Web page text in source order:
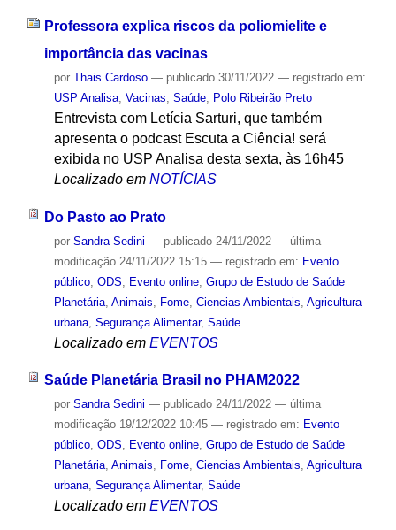
Professora explica riscos da poliomielite e
importância das vacinas
por Thais Cardoso — publicado30/11/2022 — registrado em:
USP Analisa, Vacinas Saúde, Polo Ribeirão Preto
Entrevista com Letícia Sarturi, que também
apresenta o podcast Escuta a Ciência! será
exibida no USP Analisa desta sexta, às 16h45
Localizado em NOTÍCIAS
Do Pasto ao Prato
por Sandra Sedini — publicado24/11/2022 — última
modificação24/11/2022 15:15 — registrado em: Evento
público, ODS Evento online, Grupo de Estudo de Saúde
Planetária, Animais Fome, Ciencias Ambientais Agricultura
urbana, Segurança Alimentar, Saúde
Localizado em EVENTOS
Saúde Planetária Brasil no PHAM2022
por Sandra Sedini — publicado24/11/2022 — última
modificação19/12/2022 10:45 — registrado em: Evento
público, ODS, Evento online, Grupo de Estudo de Saúde
Planetária, Animais, Fome, Ciencias Ambientais, Agricultura
urbana, Segurança Alimentar, Saúde
Localizado em EVENTOS